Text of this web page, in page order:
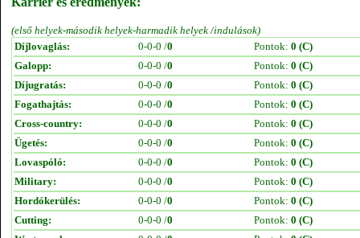
(első helyek-második helyek-harmadik helyek /indulások)
Díjlovaglás:
0-0-0 /0 Pontok: 0 (C)
Galopp:
0-0-0 /0 Pontok: 0 (C)
Díjugratás:
0-0-0 /0 Pontok: 0 (C)
Fogathajtás:
0-0-0 /0 Pontok: 0 (C)
Cross-country:
0-0-0 /0 Pontok: 0 (C)
Ügetés:
0-0-0 /0 Pontok: 0 (C)
Lovaspóló:
0-0-0 /0 Pontok: 0 (C)
Military:
0-0-0 /0 Pontok: 0 (C)
Hordókerülés:
0-0-0 /0 Pontok: 0 (C)
Cutting:
0-0-0 /0 Pontok: 0 (C)